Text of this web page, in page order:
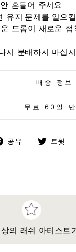
흔들어 주세요
유지 문제를 일으
드롭이 새로운
시 분배하지 마십
배송 정보
무료 60일 반
공유
공
유
하
기
트윗
쉬 아티스트가 신